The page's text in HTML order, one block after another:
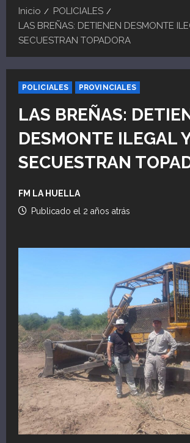
Inicio
POLICIALES
LAS BREÑAS: DETIENEN DESMONTE
SECUESTRAN TOPADORA
POLICIALES PROVINCIALES
LAS BREÑAS:
DESMONTE ILEGAL
SECUESTRAN
FM LA HUELLA
Publicado el 2 años atrás